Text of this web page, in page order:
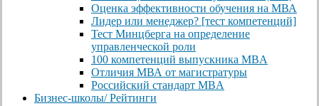
Оценка эффективности обучения на МВА
Лидер или менеджер? [тест компетенций]
Тест Минцберга на определение
управленческой роли
100 компетенций выпускника MBA
Отличия МВА от магистратуры
Российский стандарт MBA
Бизнес-школы/ Рейтинги